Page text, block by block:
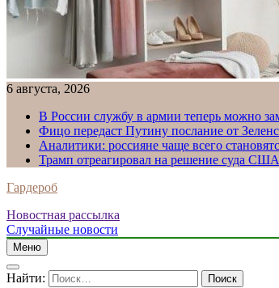
6 августа, 2026
В России службу в армии теперь можно
Фицо передаст Путину послание от
Аналитики: россияне чаще всего
Трамп отреагировал на решение суда
Гардероб
Новостная рассылка
Случайные новости
Меню
Найти: